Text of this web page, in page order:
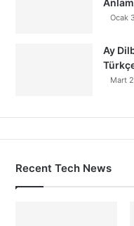
Ocak
Ay
Mart
Recent Tech News